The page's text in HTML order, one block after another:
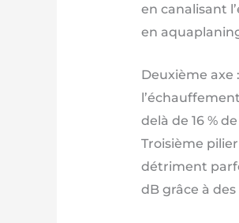
en canalisant
en
Deuxième
delà de 16 %
Troisième
détriment
dB grâce à